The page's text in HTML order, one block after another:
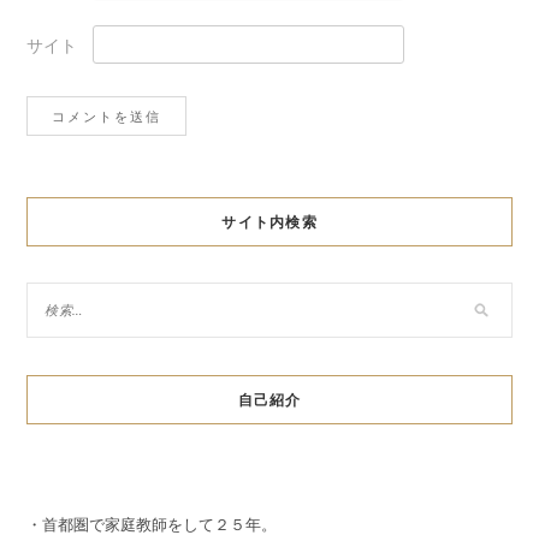
サイト
サイト内検索
自己紹介
・首都圏で家庭教師をして２５年。